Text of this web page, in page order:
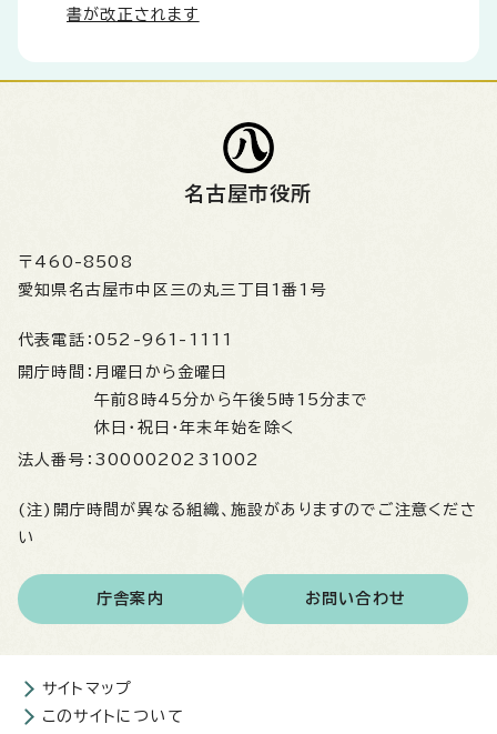
書が改正されます
名古屋市役所
〒460-8508
愛知県名古屋市中区三の丸三丁目1番1号
代表電話： 052-961-1111
開庁時間： 月曜日から金曜日
午前8時45分から午後5時15分まで
休日・祝日・年末年始を除く
法人番号： 3000020231002
(注)開庁時間が異なる組織、施設がありますのでご注意くださ
い
庁舎案内 お問い合わせ
サイトマップ
このサイトについて